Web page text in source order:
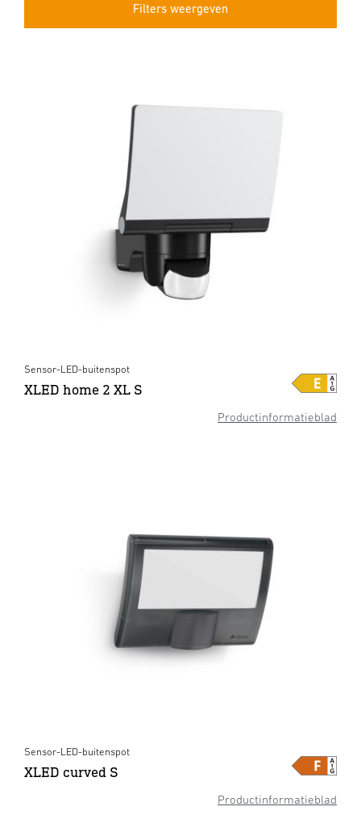
Filters weergeven
Productinformatieblad
Sensor-LED-buitenspot
XLED home 2 XL S
Productinformatieblad
Sensor-LED-buitenspot
XLED curved S